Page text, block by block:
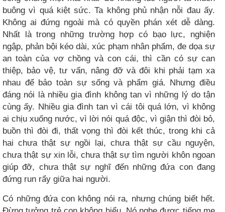
buông vì quá kiệt sức. Ta không phủ nhận nỗi đau ấy.
Không ai đứng ngoài mà có quyền phán xét dễ dàng.
Nhất là trong những trường hợp có bạo lực, nghiện
ngập, phản bội kéo dài, xúc phạm nhân phẩm, đe dọa sự
an toàn của vợ chồng và con cái, thì cần có sự can
thiệp, bảo vệ, tư vấn, nâng đỡ và đôi khi phải tạm xa
nhau để bảo toàn sự sống và phẩm giá. Nhưng điều
đáng nói là nhiều gia đình không tan vì những lý do tận
cùng ấy. Nhiều gia đình tan vì cái tôi quá lớn, vì không
ai chịu xuống nước, vì lời nói quá độc, vì giận thì đòi bỏ,
buồn thì đòi đi, thất vọng thì đòi kết thúc, trong khi cả
hai chưa thật sự ngồi lại, chưa thật sự cầu nguyện,
chưa thật sự xin lỗi, chưa thật sự tìm người khôn ngoan
giúp đỡ, chưa thật sự nghĩ đến những đứa con đang
đứng run rẩy giữa hai người.
Có những đứa con không nói ra, nhưng chúng biết hết.